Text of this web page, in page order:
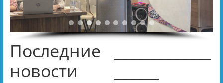
Последние
новости